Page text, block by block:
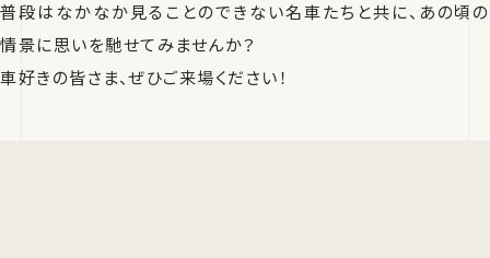
普段はなかなか見ることのできない名車たちと共に、あの頃の
情景に思いを馳せてみませんか？
車好きの皆さま、ぜひご来場ください！